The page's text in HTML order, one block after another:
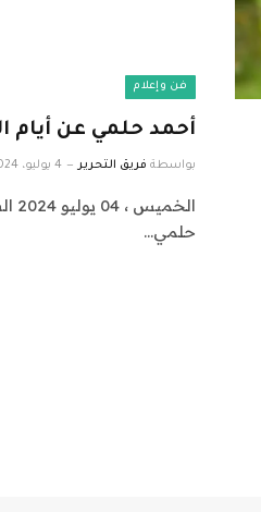
فن وإعلام
أحمد حلمي عن أيام
بواسطة فريق التحرير 4 يوليو، 2024
حلمي…